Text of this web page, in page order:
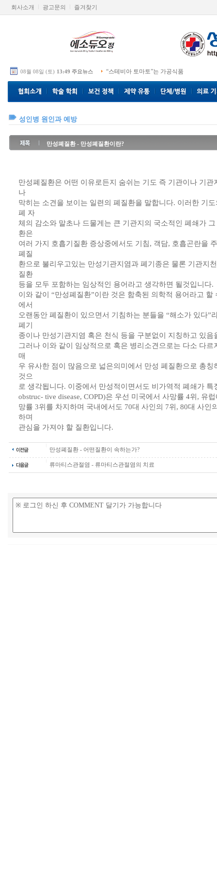
회사소개 광고문의 즐겨찾기
08월 08일 (토) 13:49 주요뉴스 “스테비아 토마토”는 가공식품
성인병 원인과 예방
만성폐질환 - 만성폐질환이란?
만성폐질환은 어떤 이유로든지 숨쉬는 기도 즉 기관이나 기
나
막히는 소견을 보이는 일련의 폐질환을 말합니다. 이러한 기
폐 자
체의 감소와 말초나 드물게는 큰 기관지의 국소적인 폐쇄가
환은
여러 가지 호흡기질환 증상중에서도 기침, 객담, 호흡곤란을
폐질
환으로 불리우고있는 만성기관지염과 폐기종은 물론 기관지
질환
등을 모두 포함하는 임상적인 용어라고 생각하면 될것입니다.
이와 같이 “만성폐질환”이란 것은 함축된 의학적 용어라고 할
에서
오랜동안 폐질환이 있으면서 기침하는 분들을 “해소가 있다”
폐기
종이나 만성기관지염 혹은 천식 등을 구분없이 지칭하고 있
그러나 이와 같이 임상적으로 혹은 병리소견으로는 다소 다
매
우 유사한 점이 많음으로 넓은의미에서 만성 폐질환으로 총칭
것으
로 생각됩니다. 이중에서 만성적이면서도 비가역적 폐쇄가 특
obstruc- tive disease, COPD)은 우선 미국에서 사망률 4위, 유
망률 3위를 차지하며 국내에서도 70대 사인의 7위, 80대 사인
하며
관심을 가져야 할 질환입니다.
만성폐질환 - 어떤질환이 속하는가?
류마티스관절염 - 류마티스관절염의 치료